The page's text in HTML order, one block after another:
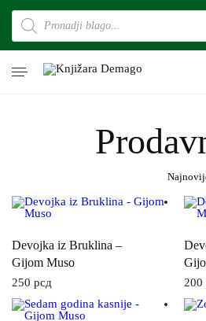
Devojka iz Bruklina –
Gijom Muso
250 рсд 200